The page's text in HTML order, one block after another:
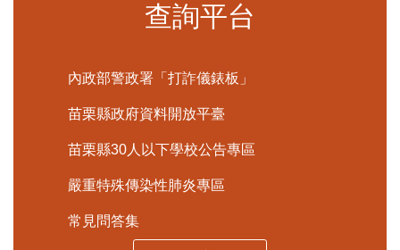
查詢平台
苗栗縣30人以下學校公告專區